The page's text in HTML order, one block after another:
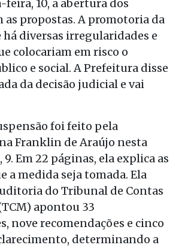
feira, 10, a abertura dos
as propostas. A promotoria da
diversas irregularidades e
colocariam em risco o
e social. A Prefeitura disse
da decisão judicial e vai
foi feito pela
Franklin de Araújo nesta
Em 22 páginas, ela explica as
a medida seja tomada. Ela
do Tribunal de Contas
apontou 33
nove recomendações e cinco
determinando a